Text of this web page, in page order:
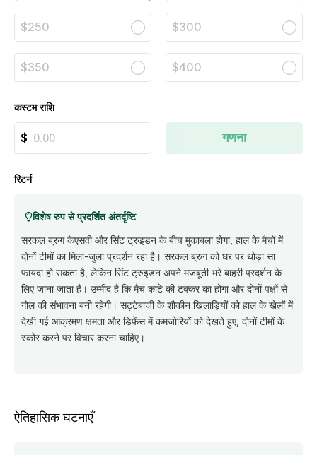
$250 $300
$350 $400
कस्टम राशि
गणना
रिटर्न
विशेष रुप से प्रदर्शित अंतर्दृष्टि
सरकल ब्रुग केएसवी और सिंट ट्रुइडन के बीच मुकाबला होगा, हाल के मैचों में
दोनों टीमों का मिला-जुला प्रदर्शन रहा है। सरकल ब्रुग को घर पर थोड़ा सा
फायदा हो सकता है, लेकिन सिंट ट्रुइडन अपने मजबूती भरे बाहरी प्रदर्शन के
लिए जाना जाता है। उम्मीद है कि मैच कांटे की टक्कर का होगा और दोनों पक्षों से
गोल की संभावना बनी रहेगी। सट्टेबाजी के शौकीन खिलाड़ियों को हाल के खेलों में
देखी गई आक्रमण क्षमता और डिफेंस में कमजोरियों को देखते हुए, दोनों टीमों के
स्कोर करने पर विचार करना चाहिए।
ऐतिहासिक घटनाएँ